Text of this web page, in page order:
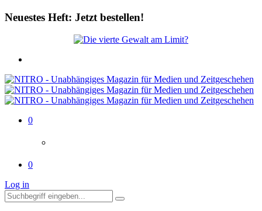
Neuestes Heft: Jetzt bestellen!
0
0
Log in